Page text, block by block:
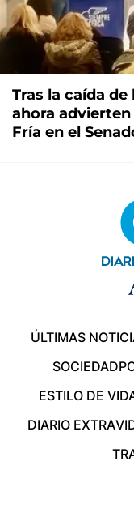
Tras la caída
ahora
Fría en el
ÚLTIMAS
SOCIEDAD
ESTILO DE
DIARIO EXTRA